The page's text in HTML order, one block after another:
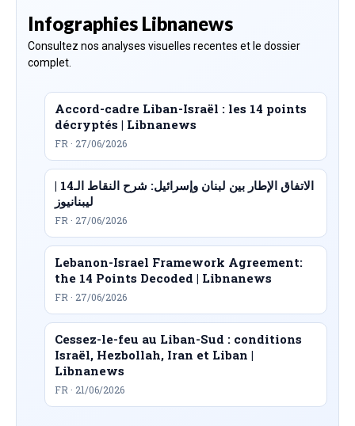
Infographies Libnanews
Consultez nos analyses visuelles recentes et le dossier
complet.
Accord-cadre Liban-Israël : les 14 points
décryptés | Libnanews
FR · 27/06/2026
الاتفاق الإطار بين لبنان وإسرائيل: شرح النقاط الـ14 |
ليبنانيوز
FR · 27/06/2026
Lebanon-Israel Framework Agreement:
the 14 Points Decoded | Libnanews
FR · 27/06/2026
Cessez-le-feu au Liban-Sud : conditions
Israël, Hezbollah, Iran et Liban |
Libnanews
FR · 21/06/2026